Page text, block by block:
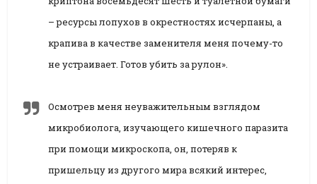
– ресурсы лопухов в окрестностях исчерпаны, а
крапива в качестве заменителя меня почему-то
не устраивает. Готов убить за рулон».
Осмотрев меня неуважительным взглядом
микробиолога, изучающего кишечного паразита
при помощи микроскопа, он, потеряв к
пришельцу из другого мира всякий интерес,